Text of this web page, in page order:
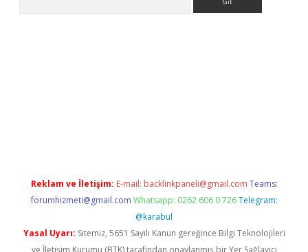
Reklam ve İletişim: E-mail: backlinkpaneli@gmail.com Teams:
forumhizmeti@gmail.com Whatsapp: 0262 606 0 726 Telegram:
@karabul
Yasal Uyarı: Sitemiz, 5651 Sayılı Kanun gereğince Bilgi Teknolojileri
ve İletişim Kurumu (BTK) tarafından onaylanmış bir Yer Sağlayıcı